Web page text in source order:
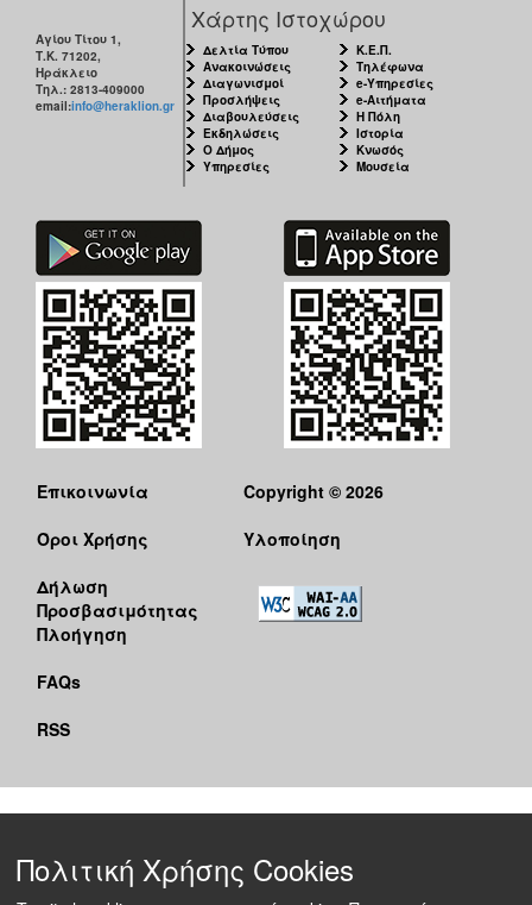
Αγίου Τίτου 1,
Τ.Κ. 71202,
Ηράκλειο
Τηλ.: 2813-409000
email:info@heraklion.gr
Χάρτης Ιστοχώρου
Δελτία Τύπου
Ανακοινώσεις
Διαγωνισμοί
Προσλήψεις
Διαβουλεύσεις
Εκδηλώσεις
Ο Δήμος
Υπηρεσίες
Κ.Ε.Π.
Τηλέφωνα
e-Υπηρεσίες
e-Αιτήματα
Η Πόλη
Ιστορία
Κνωσός
Μουσεία
Επικοινωνία
Όροι Χρήσης
Δήλωση
Προσβασιμότητας
Πλοήγηση
FAQs
RSS
Copyright © 2026
Υλοποίηση
Πολιτική Χρήσης Cookies